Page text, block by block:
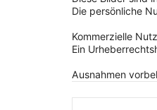
Die persönliche
Kommerzielle
Ein
Ausnahmen